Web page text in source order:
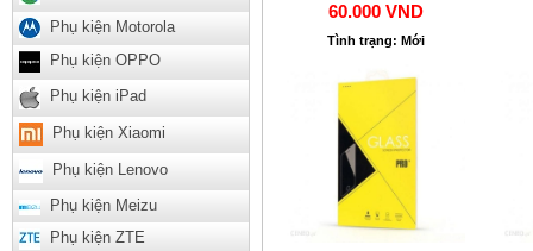
Phụ kiện Motorola
Phụ kiện OPPO
Phụ kiện iPad
Phụ kiện Xiaomi
Phụ kiện Lenovo
Phụ kiện Meizu
Phụ kiện ZTE
60.000 VND
Tình trạng: Mới